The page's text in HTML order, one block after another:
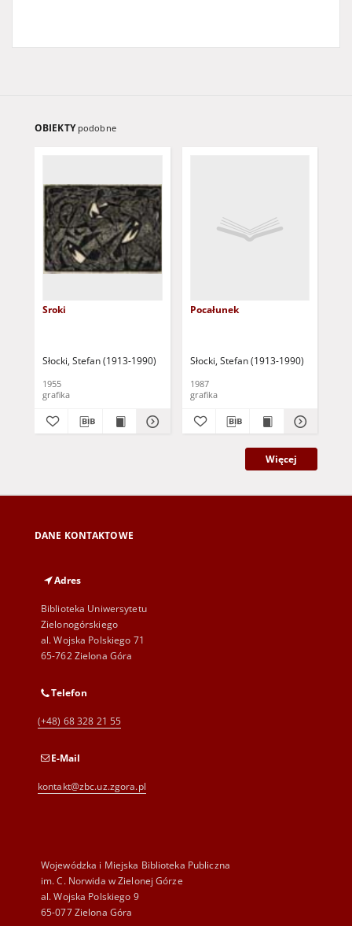
OBIEKTY podobne
Sroki
Słocki, Stefan (1913-1990)
1955
grafika
Pocałunek
Słocki, Stefan (1913-1990)
1987
grafika
Więcej
DANE KONTAKTOWE
Adres
Biblioteka Uniwersytetu
Zielonogórskiego
al. Wojska Polskiego 71
65-762 Zielona Góra
Telefon
(+48) 68 328 21 55
E-Mail
kontakt@zbc.uz.zgora.pl
Wojewódzka i Miejska Biblioteka Publiczna
im. C. Norwida w Zielonej Górze
al. Wojska Polskiego 9
65-077 Zielona Góra